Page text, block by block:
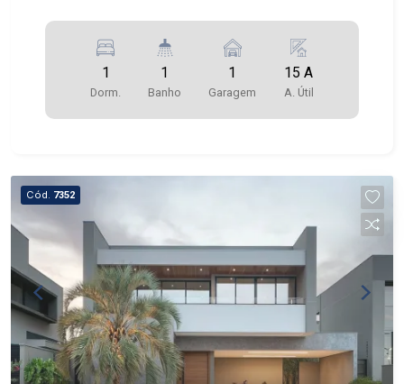
1
Dorm.
1
Banho
1
Garagem
15 A
A. Útil
Cód. 7352